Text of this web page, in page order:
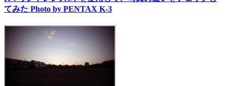
てみた Photo by PENTAX K-3